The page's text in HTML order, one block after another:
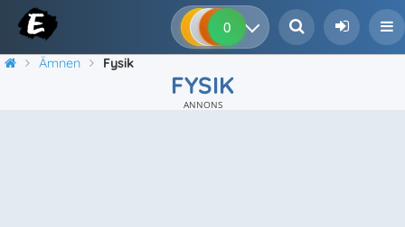
0 0 0
Ämnen Fysik
FYSIK
ANNONS